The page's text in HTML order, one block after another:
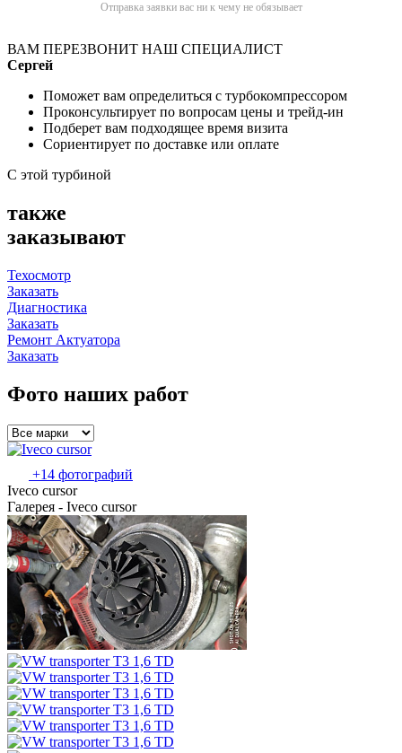
Отправка заявки вас ни к чему не обязывает
ВАМ ПЕРЕЗВОНИТ НАШ СПЕЦИАЛИСТ
Сергей
Поможет вам определиться с турбокомпрессором
Проконсультирует по вопросам цены и трейд-ин
Подберет вам подходящее время визита
Сориентирует по доставке или оплате
С этой турбиной
также
заказывают
Техосмотр
Заказать
Диагностика
Заказать
Ремонт Актуатора
Заказать
Фото наших работ
+14 фотографий
Iveco cursor
Галерея - Iveco cursor